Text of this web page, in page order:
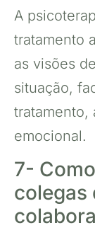
A
tratamento
as visões
situação,
tratamento,
emocional.
7-
colegas